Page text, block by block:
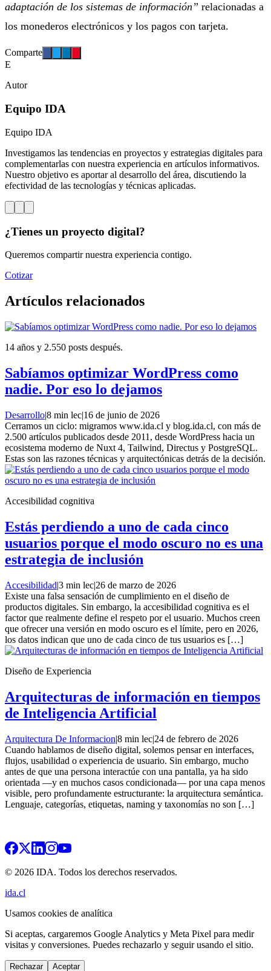
adaptación de los sistemas de información” relacionadas a
los monederos electrónicos y los pagos con tarjeta.
Comparte
E
Autor
Equipo IDA
Equipo IDA
Investigamos las tendencias en proyectos y estrategias digitales para
complementarlas con nuestra experiencia en artículos informativos.
Nuestro objetivo es aportar al desarrollo del área, discutiendo la
efectividad de las tecnologías y técnicas aplicadas.
¿Tienes un proyecto digital?
Queremos compartir nuestra experiencia contigo.
Cotizar
Artículos relacionados
14 años y 2.550 posts después.
Sabíamos optimizar WordPress como
nadie. Por eso lo dejamos
Desarrollo|8 min lec|16 de junio de 2026
Cerramos un ciclo: migramos www.ida.cl y blog.ida.cl, con más de
2.500 artículos publicados desde 2011, desde WordPress hacia un
ecosistema moderno de Nuxt 4, Tailwind, Directus y PostgreSQL.
Estas son las razones técnicas y arquitectónicas detrás de la decisión.
Accesibilidad cognitiva
Estás perdiendo a uno de cada cinco
usuarios porque el modo oscuro no es una
estrategia de inclusión
Accesibilidad|3 min lec|26 de marzo de 2026
Existe una falsa sensación de cumplimiento en el diseño de
productos digitales. Sin embargo, la accesibilidad cognitiva es el
factor que realmente define el respeto por el usuario. Muchos creen
que ofrecer una versión en modo oscuro es el límite, pero en 2026,
los datos indican que uno de cada cinco de tus usuarios es […]
Diseño de Experiencia
Arquitecturas de información en tiempos
de Inteligencia Artificial
Arquitectura De Informacion|8 min lec|24 de febrero de 2026
Cuando hablamos de diseño digital, solemos pensar en interfaces,
flujos, usabilidad o experiencia de usuario. Sin embargo, mucho
antes de que una persona interactúe con una pantalla, ya ha sido
orientada —y en muchos casos condicionada— por una capa menos
visible, pero profundamente estructurante: la arquitectura semántica.
Lenguaje, categorías, etiquetas, naming y taxonomías no son […]
© 2026 IDA. Todos los derechos reservados.
ida.cl
Usamos cookies de analítica
Si aceptas, cargaremos Google Analytics y Meta Pixel para medir
visitas y conversiones. Puedes rechazarlo y seguir usando el sitio.
Rechazar Aceptar